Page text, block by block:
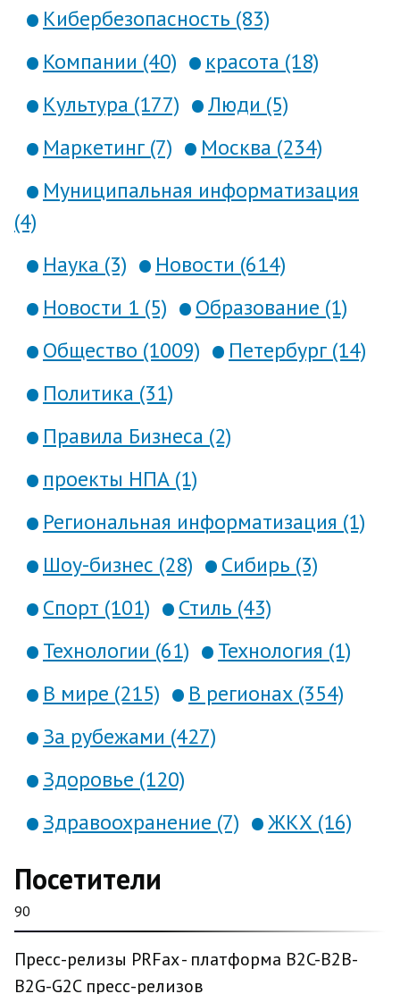
Кибербезопасность (83)
Компании (40)
красота (18)
Культура (177)
Люди (5)
Маркетинг (7)
Москва (234)
Муниципальная информатизация
(4)
Наука (3)
Новости (614)
Новости 1 (5)
Образование (1)
Общество (1009)
Петербург (14)
Политика (31)
Правила Бизнеса (2)
проекты НПА (1)
Региональная информатизация (1)
Шоу-бизнес (28)
Сибирь (3)
Спорт (101)
Стиль (43)
Технологии (61)
Технология (1)
В мире (215)
В регионах (354)
За рубежами (427)
Здоровье (120)
Здравоохранение (7)
ЖКХ (16)
Посетители
90
Пресс-релизы PRFax - платформа B2C-B2B-
B2G-G2C пресс-релизов